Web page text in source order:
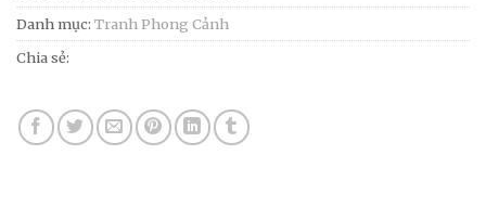
Danh mục: Tranh Phong Cảnh
Chia sẻ: